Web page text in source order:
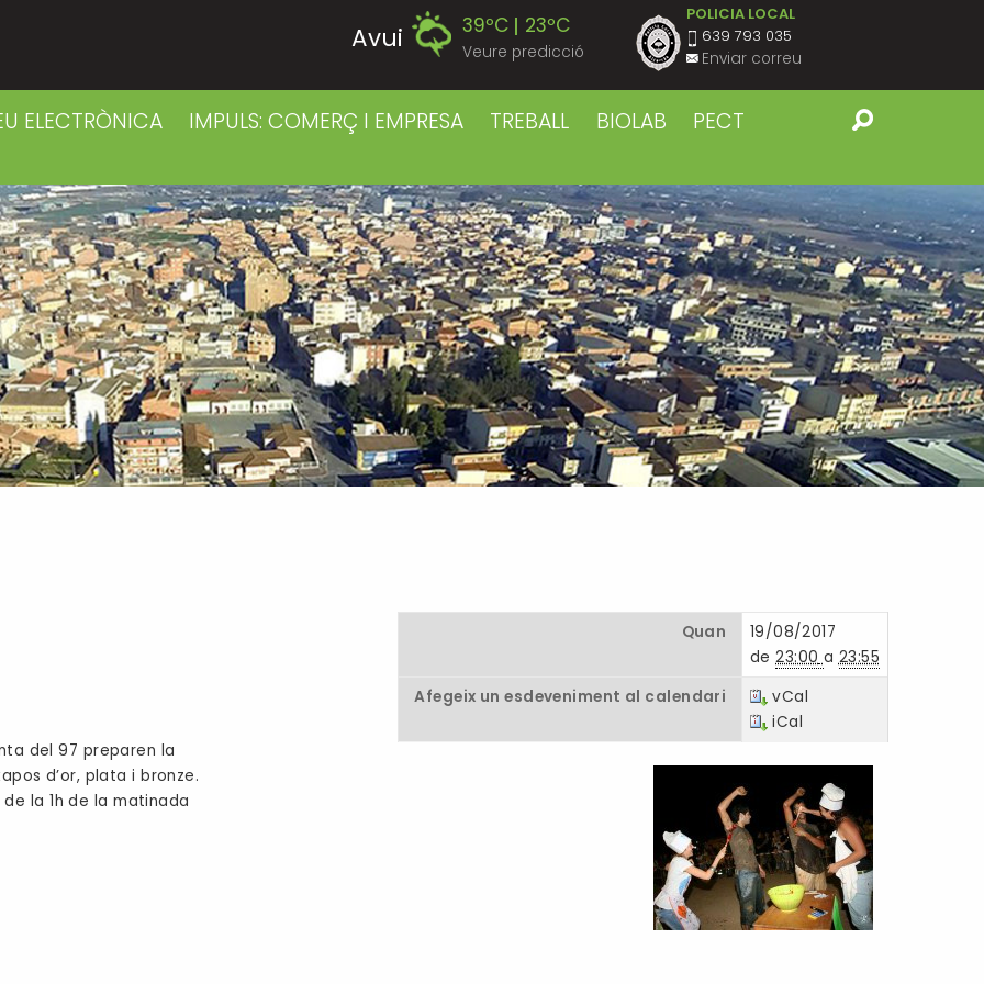
Avui 39ºC 23ºC
Veure predicció
Diumenge 39ºC 22ºC
Dimarts 39ºC 22ºC
Dimecres 41ºC 23ºC
Dijous 42ºC 22ºC
Divendres 40ºC 23ºC
POLICIA LOCAL
639 793 035
Enviar correu
ELECTRÒNICA IMPULS: COMERÇ I EMPRESA TREBALL BIOLAB
PECT
del 97 preparen la
d’or, plata i bronze.
la 1h de la matinada
Quan
19/08/2017
de23:00 a23:55
Afegeix un esdeveniment al calendari
vCal
iCal